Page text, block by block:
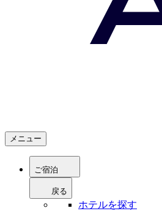
メニュー
ご宿泊
戻る
ホテルを探す